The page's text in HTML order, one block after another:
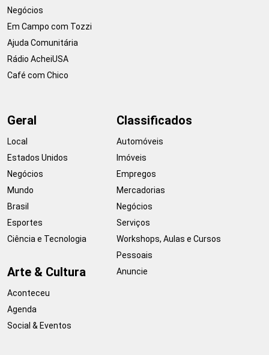
Negócios
Em Campo com Tozzi
Ajuda Comunitária
Rádio AcheiUSA
Café com Chico
Geral
Local
Estados Unidos
Negócios
Mundo
Brasil
Esportes
Ciência e Tecnologia
Arte & Cultura
Aconteceu
Agenda
Social & Eventos
Classificados
Automóveis
Imóveis
Empregos
Mercadorias
Negócios
Serviços
Workshops, Aulas e Cursos
Pessoais
Anuncie